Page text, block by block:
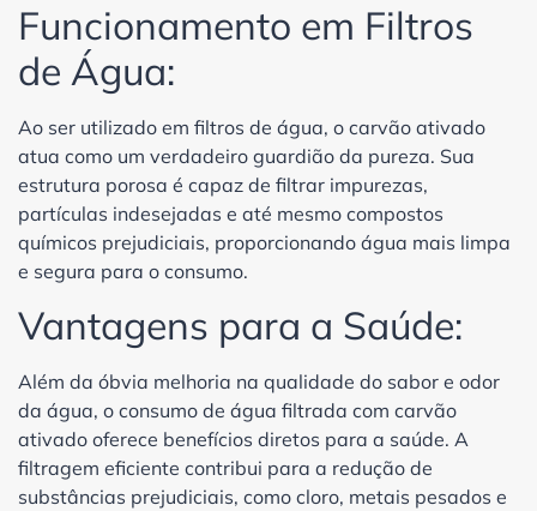
Funcionamento em Filtros
de Água:
Ao ser utilizado em filtros de água, o carvão ativado
atua como um verdadeiro guardião da pureza. Sua
estrutura porosa é capaz de filtrar impurezas,
partículas indesejadas e até mesmo compostos
químicos prejudiciais, proporcionando água mais limpa
e segura para o consumo.
Vantagens para a Saúde:
Além da óbvia melhoria na qualidade do sabor e odor
da água, o consumo de água filtrada com carvão
ativado oferece benefícios diretos para a saúde. A
filtragem eficiente contribui para a redução de
substâncias prejudiciais, como cloro, metais pesados e